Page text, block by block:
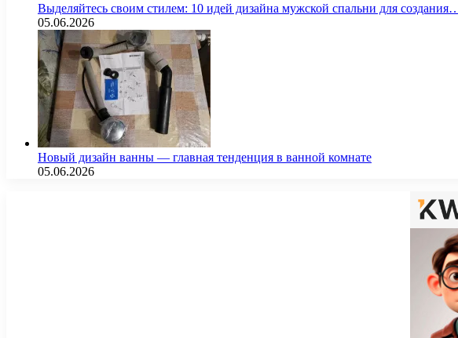
Выделяйтесь своим стилем: 10 идей дизайна мужской спальни для
05.06.2026
Новый дизайн ванны — главная тенденция в ванной комнате
05.06.2026